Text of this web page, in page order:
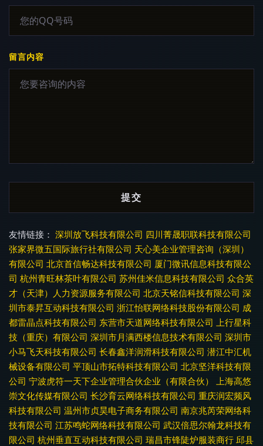
留言内容
友情链接： 深圳放飞科技有限公司 四川菁晟职联科技有限公司
张家界微五国际旅行社有限公司 天心美企业管理咨询（深圳）
有限公司 北京首信畅达科技有限公司 厦门微讯信息科技有限公
司 杭州青旺林茶叶有限公司 苏州佳米信息科技有限公司 众合英
才（天津）人力资源服务有限公司 北京天铭信科技有限公司 深
圳市泰昇互动科技有限公司 浙江怡联网络科技股份有限公司 成
都雷晶点科技有限公司 东营市天道网络科技有限公司 上行星科
技（重庆）有限公司 深圳市月满西楼信息技术有限公司 深圳市
小马飞天科技有限公司 长春鑫洋润滑科技有限公司 潜江中汇机
械设备有限公司 平顶山市拓特科技有限公司 北京坚洋科技有限
公司 宁波虎符一天下企业管理合伙企业（有限合伙）
上海高悠
崇文化传媒有限公司 长沙育云网络科技有限公司 重庆润宏频风
科技有限公司 温州市贞昊电子商务有限公司 南京兆芮荣网络科
技有限公司 江苏鸣蛇网络科技有限公司 武汉倍思尔翰龙科技有
限公司 杭州垂直互动科技有限公司 瑞昌市锋陡炉服装商行 邱县